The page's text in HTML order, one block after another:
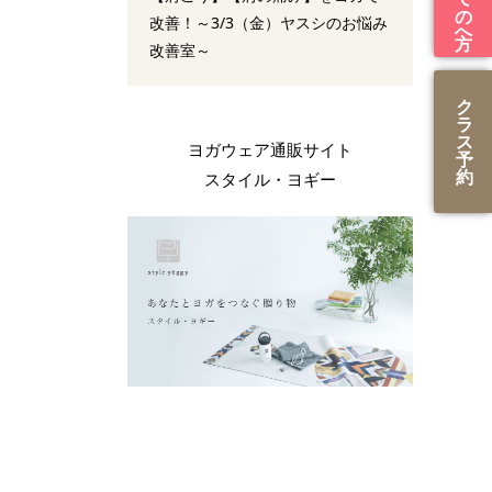
改善！～3/3（金）ヤスシのお悩み
改善室～
ヨガウェア通販サイト
スタイル・ヨギー
ク
ラ
ス
予
約